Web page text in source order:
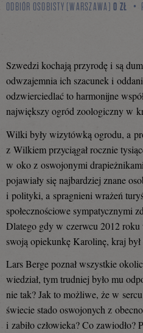
ODBIÓR OSOBISTY (WARSZAWA) 0 ZŁ
Szwedzi kochają przyrodę i są
odwzajemnia ich szacunek i
odzwierciedlać to harmonijne
największy ogród zoologiczny w
Wilki były wizytówką ogrodu, a
z Wilkiem przyciągał rocznie
w oko z oswojonymi
pojawiały się najbardziej znane
i polityki, a spragnieni wrażeń
społecznościowe sympatycznymi
Dlatego gdy w czerwcu 2012
swoją opiekunkę Karolinę, kraj
Lars Berge poznał wszystkie
wiedział, tym trudniej było mu
nie tak? Jak to możliwe, że w
świecie stado oswojonych z
i zabiło człowieka? Co zawiodło?